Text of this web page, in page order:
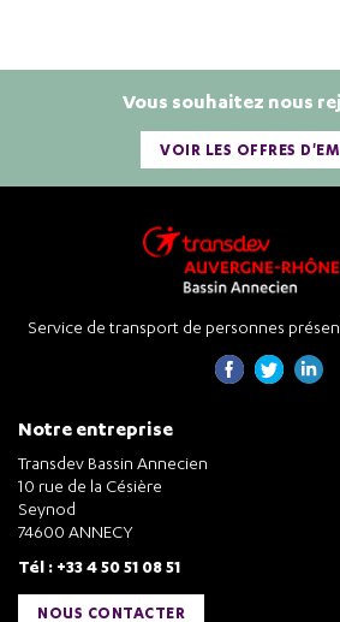
Vous souhaitez nous
VOIR LES OFFRES
Service de transport de personnes
Notre entreprise
Transdev Bassin Annecien
10 rue de la Césière
Seynod
74600 ANNECY
Tél : +33 4 50 51 08 51
NOUS CONTACTER